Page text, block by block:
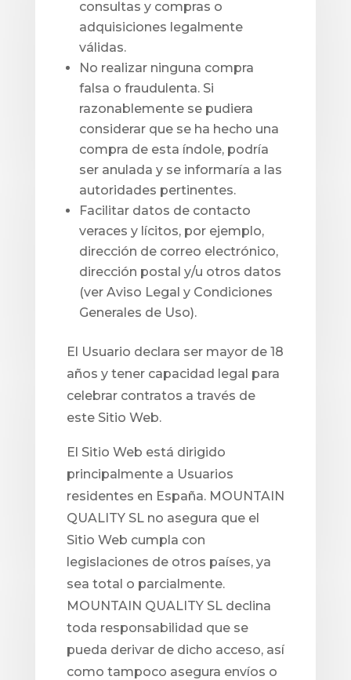
consultas y compras o
adquisiciones legalmente
válidas.
No realizar ninguna compra
falsa o fraudulenta. Si
razonablemente se pudiera
considerar que se ha hecho una
compra de esta índole, podría
ser anulada y se informaría a las
autoridades pertinentes.
Facilitar datos de contacto
veraces y lícitos, por ejemplo,
dirección de correo electrónico,
dirección postal y/u otros datos
(ver Aviso Legal y Condiciones
Generales de Uso).
El Usuario declara ser mayor de 18
años y tener capacidad legal para
celebrar contratos a través de
este Sitio Web.
El Sitio Web está dirigido
principalmente a Usuarios
residentes en España. MOUNTAIN
QUALITY SL no asegura que el
Sitio Web cumpla con
legislaciones de otros países, ya
sea total o parcialmente.
MOUNTAIN QUALITY SL declina
toda responsabilidad que se
pueda derivar de dicho acceso, así
como tampoco asegura envíos o